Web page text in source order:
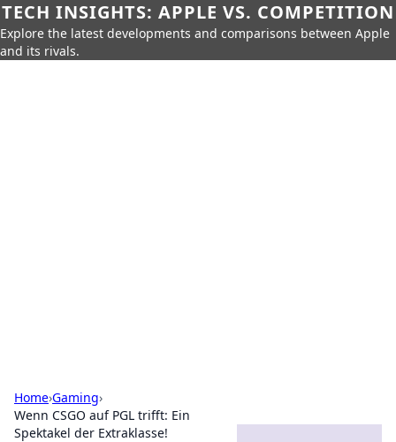
TECH INSIGHTS: APPLE VS. COMPETITION
Explore the latest developments and comparisons between Apple
and its rivals.
Home›Gaming›
Wenn CSGO auf PGL trifft: Ein
Spektakel der Extraklasse!